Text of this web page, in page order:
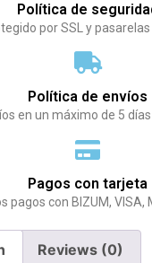
Política de
por SSL y pasarelas
Política de envíos
en un máximo de 5 días
Pagos con tarjeta
pagos con BIZUM, VISA,
Reviews (0)